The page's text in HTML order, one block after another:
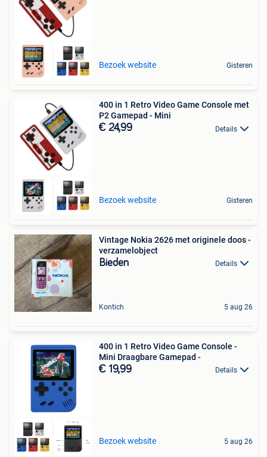
Bezoek website Gisteren
400 in 1 Retro Video Game Console met
P2 Gamepad - Mini
€ 24,99 Details
Bezoek website Gisteren
Vintage Nokia 2626 met originele doos -
verzamelobject
Bieden Details
Kontich 5 aug 26
400 in 1 Retro Video Game Console -
Mini Draagbare Gamepad -
€ 19,99 Details
Bezoek website 5 aug 26